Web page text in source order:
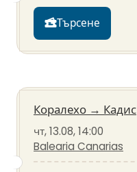
Търсене
Коралехо → Кадис
чт, 13.08, 14:00
Balearia Canarias